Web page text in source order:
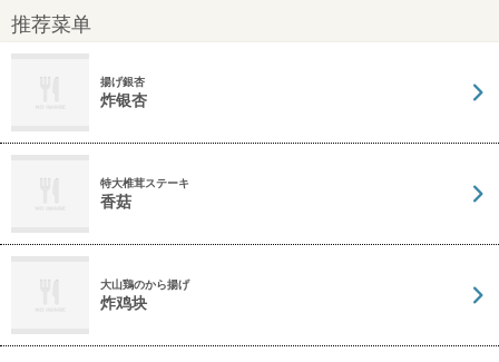
推荐菜单
揚げ銀杏
炸银杏
特大椎茸ステーキ
香菇
大山鶏のから揚げ
炸鸡块